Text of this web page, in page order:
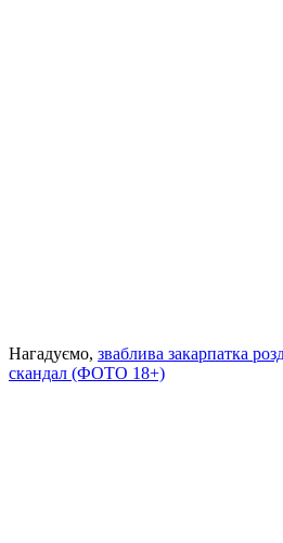
Нагадуємо, зваблива закарпатка
скандал (ФОТО 18+)